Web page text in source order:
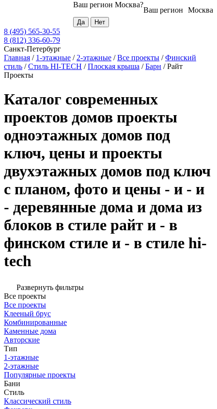
Москва
Ваш регион
Ваш регион Москва?
8 (495) 565-30-55
8 (812) 336-60-79
Санкт-Петербург
Главная / 1-этажные / 2-этажные /Все проекты /Финский
стиль /Стиль HI-TECH /Плоская крыша /Барн /Райт
Проекты
Каталог современных
проектов домов проекты
одноэтажных домов под
ключ, цены и проекты
двухэтажных домов под ключ
с планом, фото и цены - и - и
- деревянные дома и дома из
блоков в стиле райт и - в
финском стиле и - в стиле hi-
tech
Развернуть фильтры
Все проекты
Все проекты
Клееный брус
Комбинированные
Каменные дома
Авторские
Тип
1-этажные
2-этажные
Популярные проекты
Бани
Стиль
Классический стиль